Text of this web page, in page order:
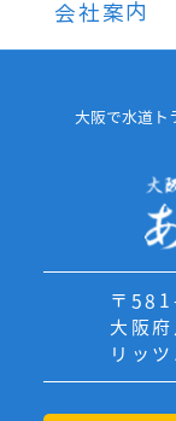
会社案内
大阪で水道ト
〒
大阪
リッ